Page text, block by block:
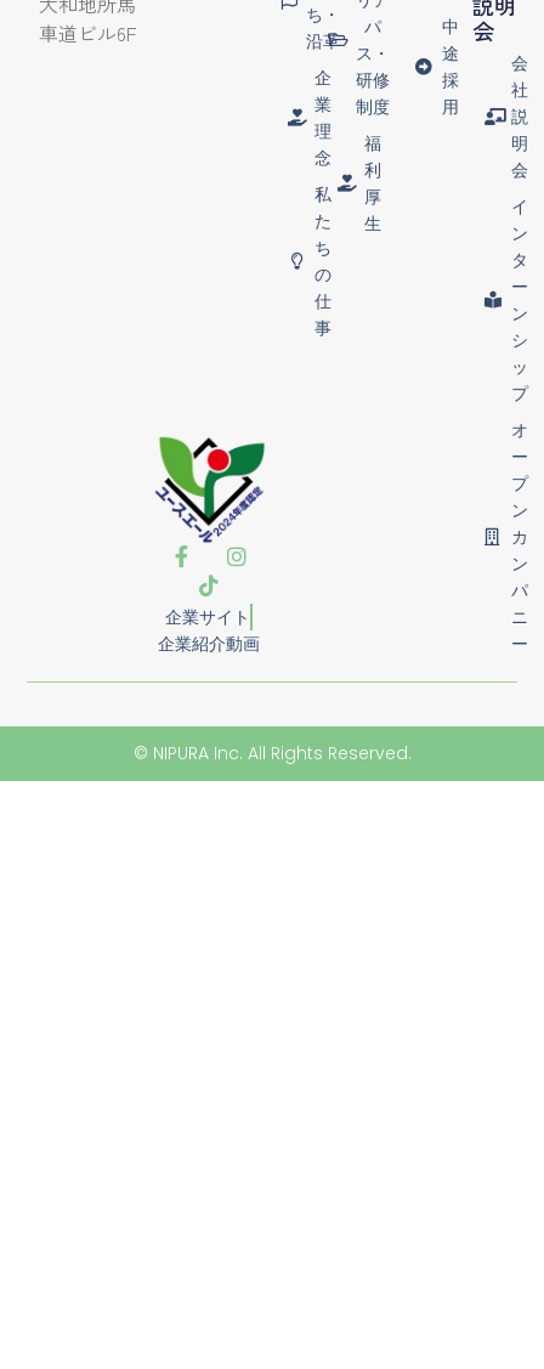
車道ビル6F
企業サイト
企業紹介動画
ち・
沿革
企
業
理
念
私
た
ち
の
仕
事
パ
ス・
研修
制度
福
利
厚
生
中
途
採
用
会
会
社
説
明
会
イ
ン
タ
ー
ン
シ
ッ
プ
オ
ー
プ
ン
カ
ン
パ
ニ
ー
© NIPURA Inc. All Rights Reserved.